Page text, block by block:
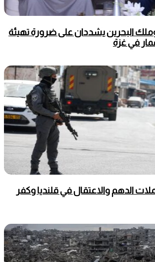
البحرين يشددان على ضرورة تهيئة
في غزة
الدهم والاعتقال في قلنديا وكفر